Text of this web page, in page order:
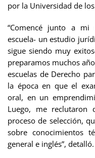
por la Universidad de
“Comencé junto a mi
escuela- un estudio
sigue siendo muy
preparamos muchos
escuelas de Derecho
la época en que el
oral, en un
Luego, me reclutaron
proceso de selección,
sobre conocimientos
general e inglés”, detalló.